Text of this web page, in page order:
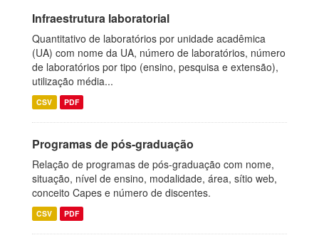
Infraestrutura laboratorial
Quantitativo de laboratórios por unidade acadêmica
(UA) com nome da UA, número de laboratórios, número
de laboratórios por tipo (ensino, pesquisa e extensão),
utilização média...
CSV PDF
Programas de pós-graduação
Relação de programas de pós-graduação com nome,
situação, nível de ensino, modalidade, área, sítio web,
conceito Capes e número de discentes.
CSV PDF